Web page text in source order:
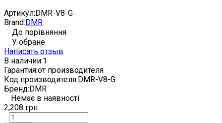
Артикул:DMR-V8-G
Brand:DMR
До порівняння
У обране
Написать отзыв
В наличии:1
Гарантия:от производителя
Код производителя:DMR-V8-G
Бренд:DMR
Немає в наявності
2,208 грн.